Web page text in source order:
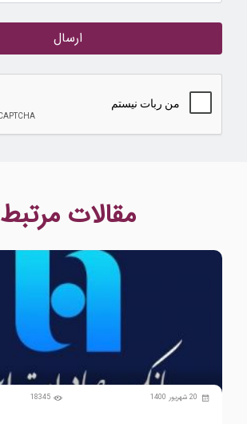
ارسال
مقالات مرتبط
20 شهریور 1400 18345